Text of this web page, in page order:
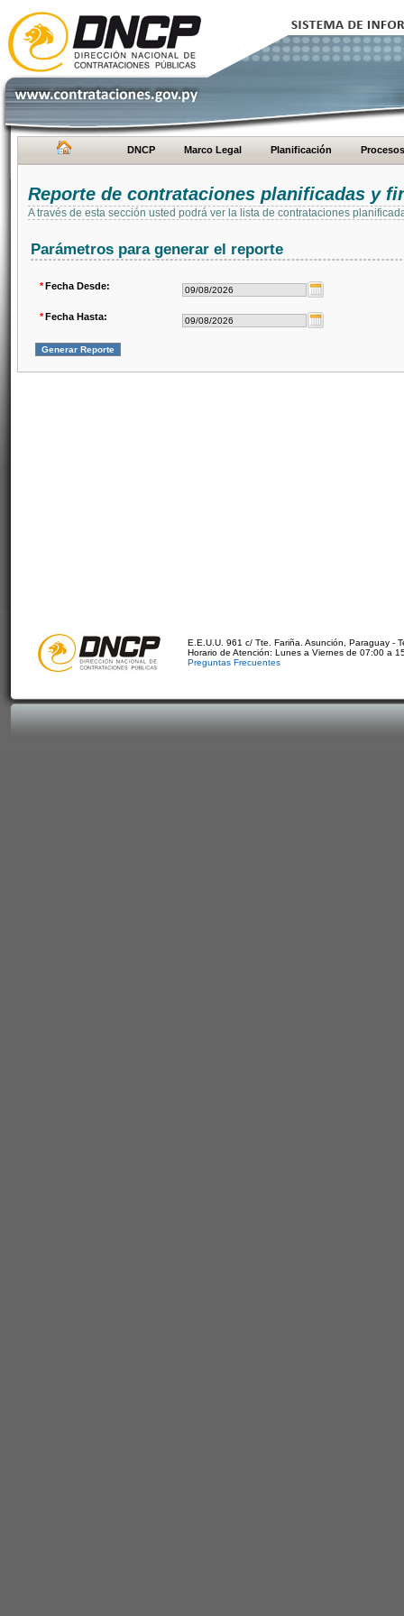
DNCP Marco Legal Planificación Procesos
Reporte de contrataciones planificadas y
A través de esta sección usted podrá ver la lista de contrataciones
Parámetros para generar el reporte
*Fecha Desde:
*Fecha Hasta:
E.E.U.U. 961 c/ Tte. Fariña. Asunción, Paraguay -
Horario de Atención: Lunes a Viernes de 07:00 a
Preguntas Frecuentes